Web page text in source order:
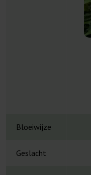
Bloeiwijze
Geslacht